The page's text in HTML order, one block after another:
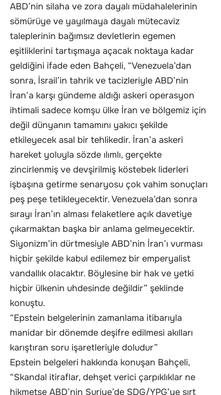
ABD’nin silaha ve zora dayalı müdahalelerinin
sömürüye ve yayılmaya dayalı mütecaviz
taleplerinin bağımsız devletlerin egemen
eşitliklerini tartışmaya açacak noktaya kadar
geldiğini ifade eden Bahçeli, “Venezuela’dan
sonra, İsrail’in tahrik ve tacizleriyle ABD’nin
İran’a karşı gündeme aldığı askeri operasyon
ihtimali sadece komşu ülke İran ve bölgemiz için
değil dünyanın tamamını yakıcı şekilde
etkileyecek asal bir tehlikedir. İran’a askeri
hareket yoluyla sözde ılımlı, gerçekte
zincirlenmiş ve devşirilmiş köstebek liderleri
işbaşına getirme senaryosu çok vahim sonuçları
peş peşe tetikleyecektir. Venezuela’dan sonra
sırayı İran’ın alması felaketlere açık davetiye
çıkarmaktan başka bir anlama gelmeyecektir.
Siyonizm’in dürtmesiyle ABD’nin İran’ı vurması
hiçbir şekilde kabul edilemez bir emperyalist
vandallık olacaktır. Böylesine bir hak ve yetki
hiçbir ülkenin uhdesinde değildir” şeklinde
konuştu.
“Epstein belgelerinin zamanlama itibarıyla
manidar bir dönemde deşifre edilmesi akılları
karıştıran soru işaretleriyle doludur”
Epstein belgeleri hakkında konuşan Bahçeli,
“Skandal itiraflar, dehşet verici çarpıklıklar ne
hikmetse ABD’nin Suriye’de SDG/YPG’ye sırt